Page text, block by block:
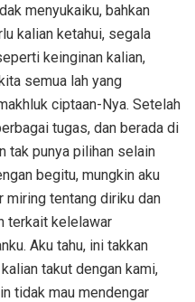
menyukaiku, bahkan
kalian ketahui, segala
keinginan kalian,
semua lah yang
ciptaan-Nya. Setelah
tugas, dan berada di
tak punya pilihan selain
begitu, mungkin aku
miring tentang diriku dan
terkait kelelawar
Aku tahu, ini takkan
takut dengan kami,
tidak mau mendengar